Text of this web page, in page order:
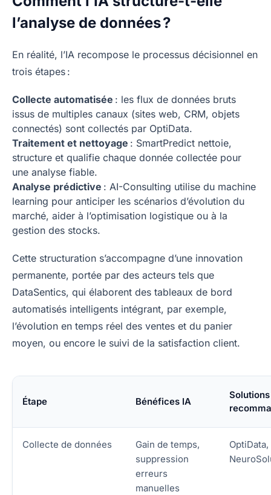
l’analyse de données ?
En réalité, l’IA recompose le processus décisionnel en
trois étapes :
Collecte automatisée : les flux de données bruts
issus de multiples canaux (sites web, CRM, objets
connectés) sont collectés par OptiData.
Traitement et nettoyage : SmartPredict nettoie,
structure et qualifie chaque donnée collectée pour
une analyse fiable.
Analyse prédictive : AI-Consulting utilise du machine
learning pour anticiper les scénarios d’évolution du
marché, aider à l’optimisation logistique ou à la
gestion des stocks.
Cette structuration s’accompagne d’une innovation
permanente, portée par des acteurs tels que
DataSentics, qui élaborent des tableaux de bord
automatisés intelligents intégrant, par exemple,
l’évolution en temps réel des ventes et du panier
moyen, ou encore le suivi de la satisfaction client.
Étape Bénéfices IA
Solutions
Collecte de données
Gain de temps,
suppression
erreurs
manuelles
OptiData,